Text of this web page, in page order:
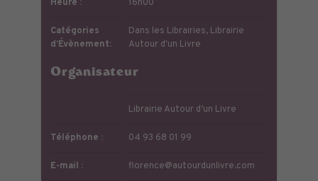
Heure : 16h00
Catégories
d’Évènement:
Dans les Librairies, Librairie
Autour d'un Livre
Organisateur
Librairie Autour d’un Livre
Téléphone : 04 93 68 01 99
E-mail : florence@autourdunlivre.com